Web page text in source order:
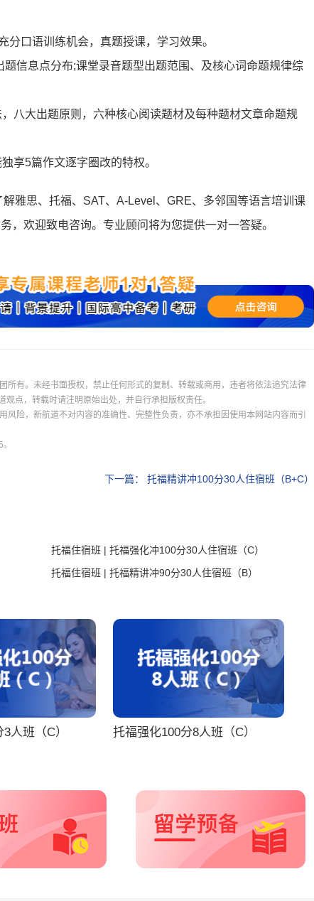
口语训练机会，真题授课，学习效果。
息点分布;课堂录音题型出题范围、及核心词命题规律综
大出题原则，六种核心阅读题材及每种题材文章命题规
5篇作文逐字圈改的特权。
解雅思、托福、SAT、A-Level、GRE、多邻国等语言培训课
，欢迎致电咨询。专业顾问将为您提供一对一答疑。
有。未经书面授权，禁止任何形式的复制、转载或商用，违者将依法追究法律
点，转载时请注明原始出处，并自行承担版权责任。
险，新航道不对内容的准确性、完整性负责，亦不承担因使用本网站内容而引
下一篇： 托福精讲冲100分30人住宿班（B+C）
托福住宿班 | 托福强化冲100分30人住宿班（C）
托福住宿班 | 托福精讲冲90分30人住宿班（B）
人班（C） 托福强化100分8人班（C）
登录/注册
首次登录自动注册账号 收不到验证码?